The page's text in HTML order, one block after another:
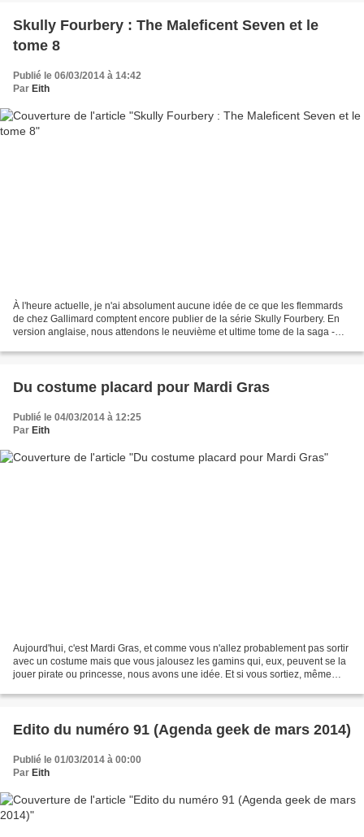
Skully Fourbery : The Maleficent Seven et le
tome 8
Publié le 06/03/2014 à 14:42
Par Eith
À l'heure actuelle, je n'ai absolument aucune idée de ce que les flemmards
de chez Gallimard comptent encore publier de la série Skully Fourbery. En
version anglaise, nous attendons le neuvième et ultime tome de la saga -
Du costume placard pour Mardi Gras
Publié le 04/03/2014 à 12:25
Par Eith
Aujourd'hui, c'est Mardi Gras, et comme vous n'allez probablement pas sortir
avec un costume mais que vous jalousez les gamins qui, eux, peuvent se la
jouer pirate ou princesse, nous avons une idée. Et si vous sortiez, même
Edito du numéro 91 (Agenda geek de mars 2014)
Publié le 01/03/2014 à 00:00
Par Eith